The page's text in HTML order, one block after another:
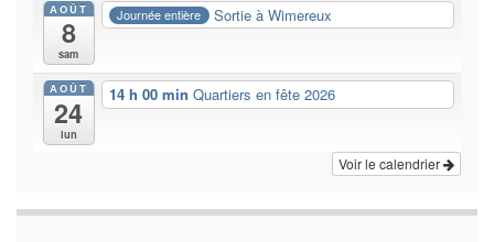
AOÛT
8
sam
Journée entière Sortie à Wimereux
AOÛT
24
lun
14 h 00 min Quartiers en fête 2026
Voir le calendrier